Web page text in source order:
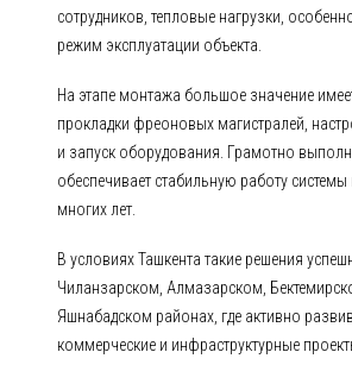
сотрудников, тепловые нагрузки,
режим эксплуатации объекта.
На этапе монтажа большое значение
прокладки фреоновых магистралей,
и запуск оборудования. Грамотно
обеспечивает стабильную работу
многих лет.
В условиях Ташкента такие решения
Чиланзарском, Алмазарском,
Яшнабадском районах, где активно
коммерческие и инфраструктурные